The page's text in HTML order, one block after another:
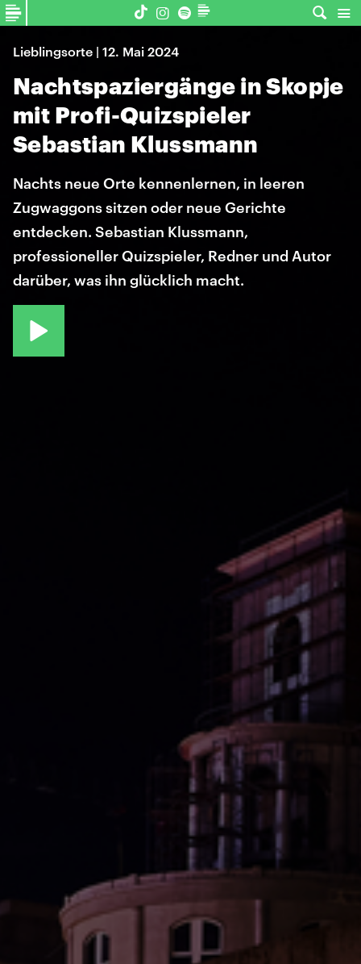
Lieblingsorte | 12. Mai 2024
Nachtspaziergänge in Skopje
mit Profi-Quizspieler
Sebastian Klussmann
Nachts neue Orte kennenlernen, in leeren
Zugwaggons sitzen oder neue Gerichte
entdecken. Sebastian Klussmann,
professioneller Quizspieler, Redner und Autor
darüber, was ihn glücklich macht.